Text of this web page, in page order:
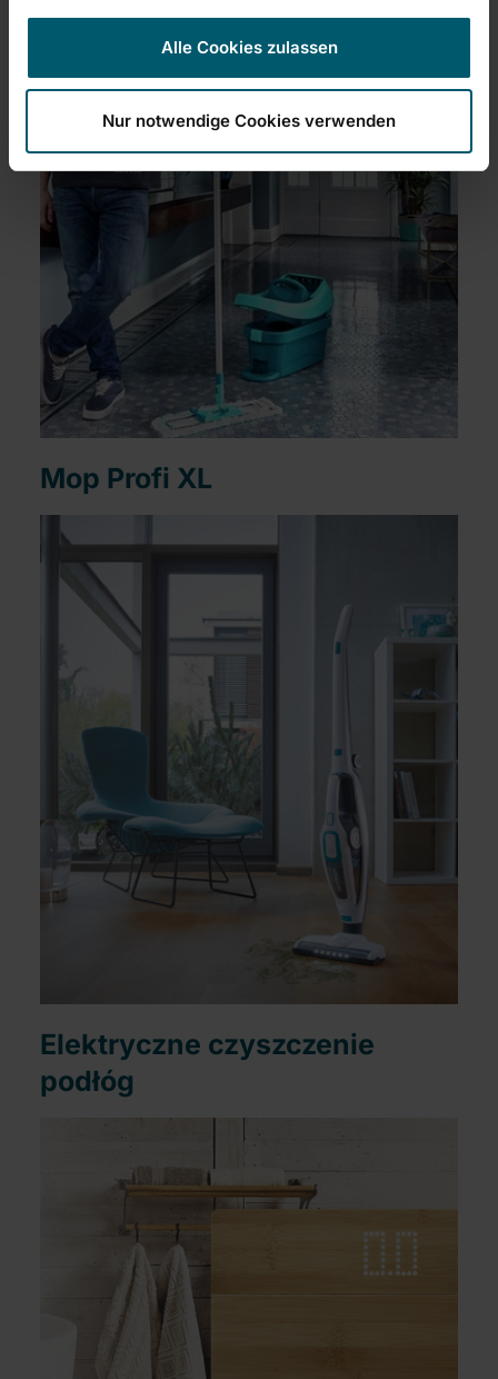
Alle Cookies zulassen
Nur notwendige Cookies verwenden
Mop Profi XL
Elektryczne czyszczenie
podłóg